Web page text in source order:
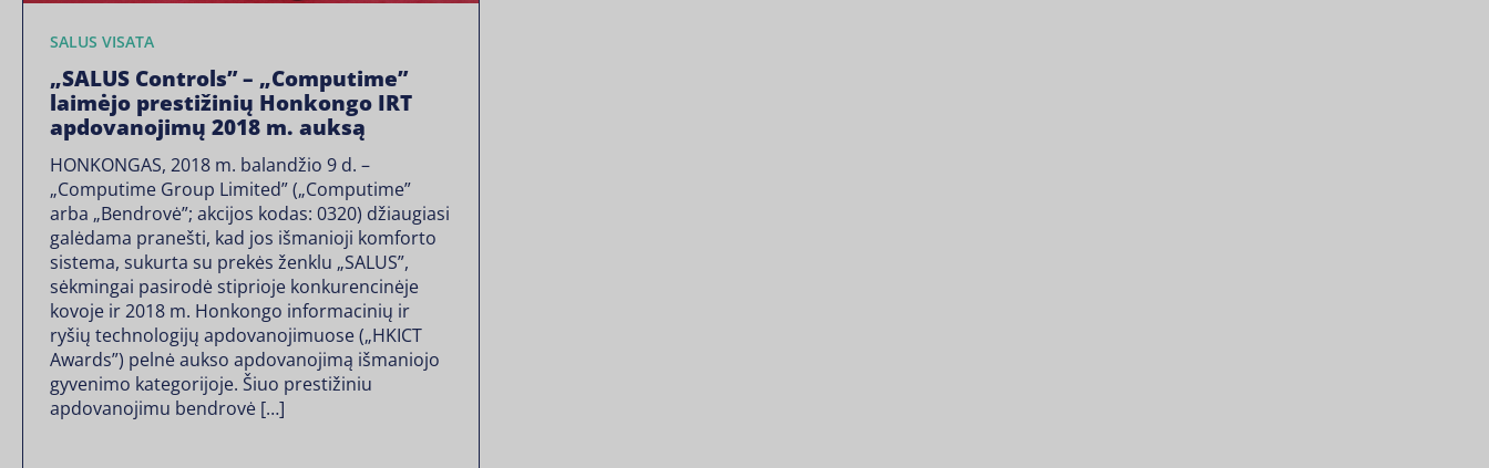
SALUS VISATA
„SALUS Controls” – „Computime”
laimėjo prestižinių Honkongo IRT
apdovanojimų 2018 m. auksą
HONKONGAS, 2018 m. balandžio 9 d. –
„Computime Group Limited” („Computime”
arba „Bendrovė”; akcijos kodas: 0320) džiaugiasi
galėdama pranešti, kad jos išmanioji komforto
sistema, sukurta su prekės ženklu „SALUS”,
sėkmingai pasirodė stiprioje konkurencinėje
kovoje ir 2018 m. Honkongo informacinių ir
ryšių technologijų apdovanojimuose („HKICT
Awards”) pelnė aukso apdovanojimą išmaniojo
gyvenimo kategorijoje. Šiuo prestižiniu
apdovanojimu bendrovė […]